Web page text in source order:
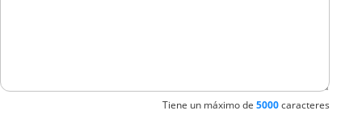
Tiene un máximo de 5000caracteres